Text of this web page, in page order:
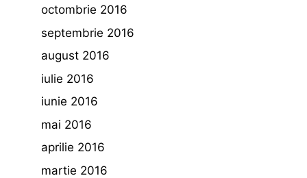
octombrie 2016
septembrie 2016
august 2016
iulie 2016
iunie 2016
mai 2016
aprilie 2016
martie 2016